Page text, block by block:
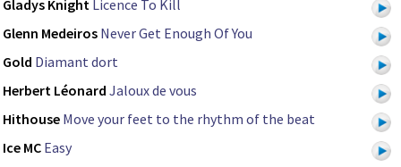
Gladys Knight Licence To Kill
Glenn Medeiros Never Get Enough Of You
Gold Diamant dort
Herbert Léonard Jaloux de vous
Hithouse Move your feet to the rhythm of the beat
Ice MC Easy